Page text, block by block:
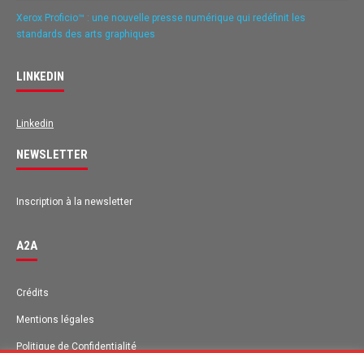
Xerox Proficio™ : une nouvelle presse numérique qui redéfinit les
standards des arts graphiques
LINKEDIN
Linkedin
NEWSLETTER
Inscription à la newsletter
A2A
Crédits
Mentions légales
Politique de Confidentialité